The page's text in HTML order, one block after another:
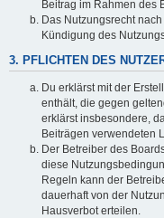
Beitrag im Rahmen des
Das Nutzungsrecht
Kündigung des
3. PFLICHTEN DES
Du erklärst mit der
enthält, die gegen
erklärst insbesondere,
Beiträgen verwendeten
Der Betreiber des
diese
Regeln kann der
dauerhaft von der
Hausverbot erteilen.